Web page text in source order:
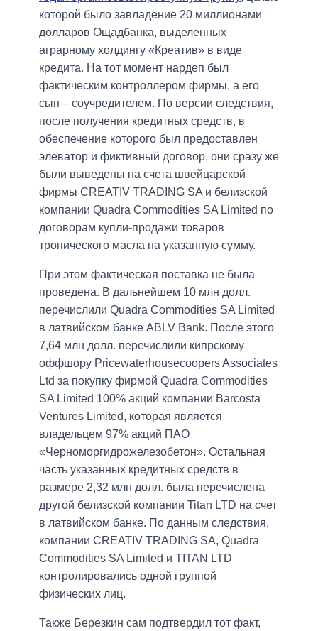
которой было завладение 20 миллионами
долларов Ощадбанка, выделенных
аграрному холдингу «Креатив» в виде
кредита. На тот момент нардеп был
фактическим контроллером фирмы, а его
сын – соучредителем. По версии следствия,
после получения кредитных средств, в
обеспечение которого был предоставлен
элеватор и фиктивный договор, они сразу же
были выведены на счета швейцарской
фирмы CREATIV TRADING SA и белизской
компании Quadra Commodities SA Limited по
договорам купли-продажи товаров
тропического масла на указанную сумму.
При этом фактическая поставка не была
проведена. В дальнейшем 10 млн долл.
перечислили Quadra Commodities SA Limited
в латвийском банке ABLV Bank. После этого
7,64 млн долл. перечислили кипрскому
оффшору Pricewaterhousecoopers Associates
Ltd за покупку фирмой Quadra Commodities
SA Limited 100% акций компании Barcosta
Ventures Limited, которая является
владельцем 97% акций ПАО
«Черноморгидрожелезобетон». Остальная
часть указанных кредитных средств в
размере 2,32 млн долл. была перечислена
другой белизской компании Titan LTD на счет
в латвийском банке. По данным следствия,
компании CREATIV TRADING SA, Quadra
Commodities SA Limited и TITAN LTD
контролировались одной группой
физических лиц.
Также Березкин сам подтвердил тот факт,